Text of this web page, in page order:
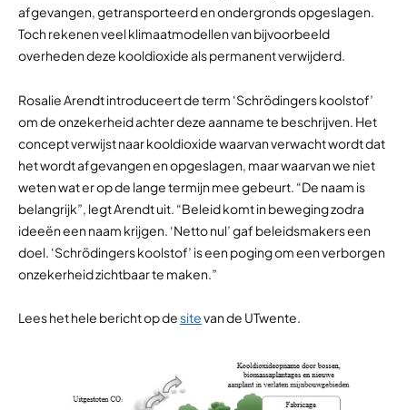
afgevangen, getransporteerd en ondergronds opgeslagen.
Toch rekenen veel klimaatmodellen van bijvoorbeeld
overheden deze kooldioxide als permanent verwijderd.
Rosalie Arendt introduceert de term ‘Schrödingers koolstof’
om de onzekerheid achter deze aanname te beschrijven. Het
concept verwijst naar kooldioxide waarvan verwacht wordt dat
het wordt afgevangen en opgeslagen, maar waarvan we niet
weten wat er op de lange termijn mee gebeurt. “De naam is
belangrijk”, legt Arendt uit. “Beleid komt in beweging zodra
ideeën een naam krijgen. ‘Netto nul’ gaf beleidsmakers een
doel. ‘Schrödingers koolstof’ is een poging om een verborgen
onzekerheid zichtbaar te maken.”
Lees het hele bericht op desitevan de UTwente.